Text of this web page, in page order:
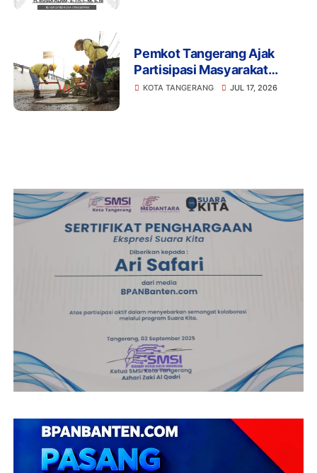
Pemkot Tangerang Ajak
Partisipasi Masyarakat
Laporkan Jalan Rusak Lewat
KOTA TANGERANG JUL 17, 2026